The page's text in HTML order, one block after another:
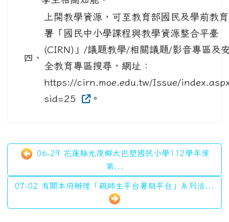
四、
上開教學資源，可至教育部國民及學前教育
署「國民中小學課程與教學資源整合平臺
(CIRN)」/議題教學/相關議題/影音專區及
全教育專區搜尋，網址：
https://cirn.moe.edu.tw/Issue/
sid=25
。
06-29 花蓮縣光復鄉太巴塱國民小學112學年度
第...
07-02 有關本府辦理「親師生平台暑期平台」系列活...